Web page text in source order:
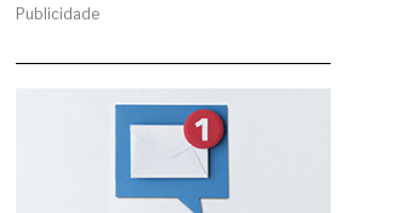
Publicidade